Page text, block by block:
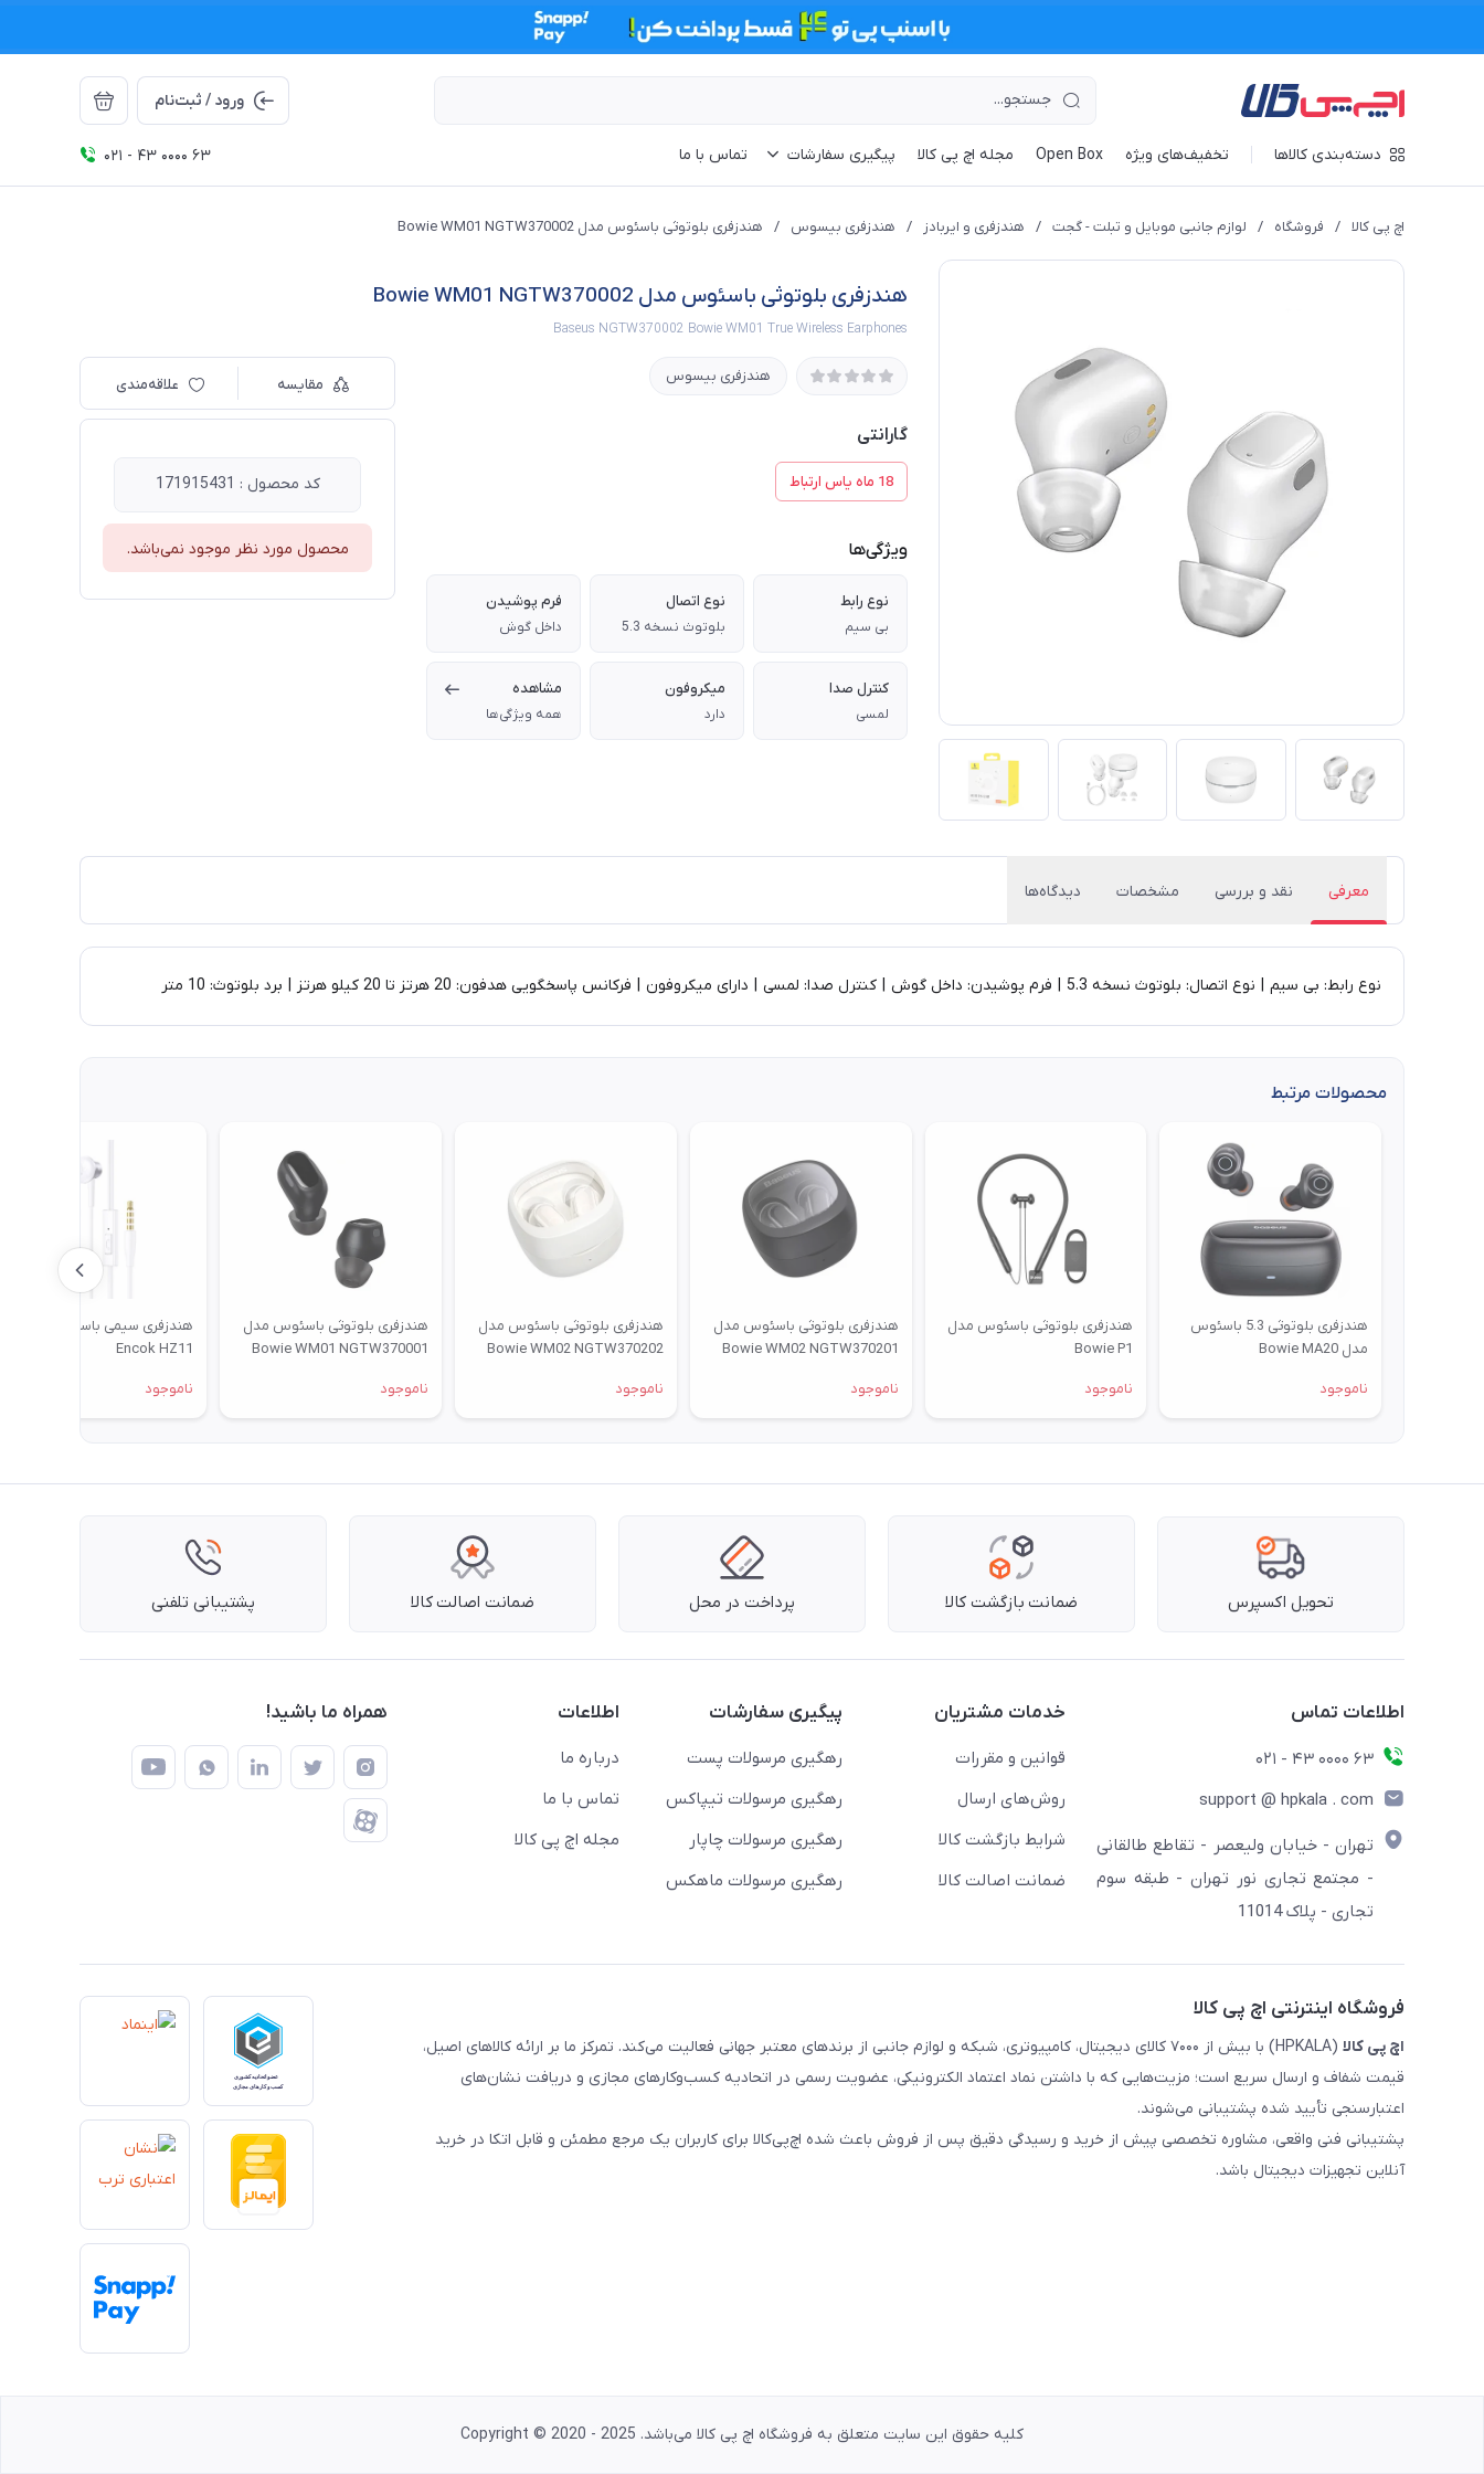
ورود / ثبت‌نام
دسته‌بندی کالاها تخفیف‌های ویژه Open Box مجله اچ پی کالا پیگیری سفارشات تماس با ما 021 - 43 0000 63
اچ پی کالا / فروشگاه / لوازم جانبی موبایل و تبلت - گجت / هندزفری و ایربادز / هندزفری بیسوس / هندزفری بلوتوثی باسئوس مدل Bowie WM01 NGTW370002
هندزفری بلوتوثی باسئوس مدل Bowie WM01 NGTW370002
Baseus NGTW370002 Bowie WM01 True Wireless Earphones
هندزفری بیسوس
گارانتی
18 ماه یاس ارتباط
ویژگی‌ها
نوع رابط
بی سیم
نوع اتصال
بلوتوث نسخه 5.3
فرم پوشیدن
داخل گوش
کنترل صدا
لمسی
میکروفون
دارد
مشاهده
همه ویژگی‌ها
مقایسه علاقه‌مندی
کد محصول : 171915431
محصول مورد نظر موجود نمی‌باشد.
معرفی نقد و بررسی مشخصات دیدگاه‌ها
نوع رابط: بی سیم | نوع اتصال: بلوتوث نسخه 5.3 | فرم پوشیدن: داخل گوش | کنترل صدا: لمسی | دارای میکروفون | فرکانس پاسخگویی هدفون: 20 هرتز تا 20 کیلو هرتز | برد بلوتوث: 10 متر
محصولات مرتبط
هندزفری بلوتوثی 5.3 باسئوس
مدل Bowie MA20
ناموجود
هندزفری بلوتوثی باسئوس مدل
Bowie P1
ناموجود
هندزفری بلوتوثی باسئوس مدل
Bowie WM02 NGTW370201
ناموجود
هندزفری بلوتوثی باسئوس مدل
Bowie WM02 NGTW370202
ناموجود
هندزفری بلوتوثی باسئوس مدل
Bowie WM01 NGTW370001
ناموجود
هندزفری سیمی باسئوس مدل
Encok HZ11
ناموجود
تحویل اکسپرس ضمانت بازگشت کالا پرداخت در محل ضمانت اصالت کالا پشتیبانی تلفنی
اطلاعات تماس
63 0000 43 - 021
support @ hpkala . com
تهران - خیابان ولیعصر - تقاطع طالقانی
- مجتمع تجاری نور تهران - طبقه سوم
تجاری - پلاک 11014
خدمات مشتریان
قوانین و مقررات
روش‌های ارسال
شرایط بازگشت کالا
ضمانت اصالت کالا
پیگیری سفارشات
رهگیری مرسولات پست
رهگیری مرسولات تیپاکس
رهگیری مرسولات چاپار
رهگیری مرسولات ماهکس
اطلاعات
درباره ما
تماس با ما
مجله اچ پی کالا
همراه ما باشید!
فروشگاه اینترنتی اچ پی کالا
اچ‌ پی‌ کالا
(HPKALA) با بیش از ۷۰۰۰ کالای دیجیتال، کامپیوتری، شبکه و لوازم جانبی از برندهای معتبر جهانی فعالیت می‌کند. تمرکز ما بر ارائه کالاهای اصیل،
قیمت شفاف و ارسال سریع است؛ مزیت‌هایی که با داشتن نماد اعتماد الکترونیکی، عضویت رسمی در اتحادیه کسب‌وکارهای مجازی و دریافت نشان‌های
اعتبارسنجی تأیید شده پشتیبانی می‌شوند.
پشتیبانی فنی واقعی، مشاوره تخصصی پیش از خرید و رسیدگی دقیق پس از فروش باعث شده اچ‌پی‌کالا برای کاربران یک مرجع مطمئن و قابل اتکا در خرید
آنلاین تجهیزات دیجیتال باشد.
کلیه حقوق این سایت متعلق به فروشگاه اچ پی کالا می‌باشد. Copyright © 2020 - 2025